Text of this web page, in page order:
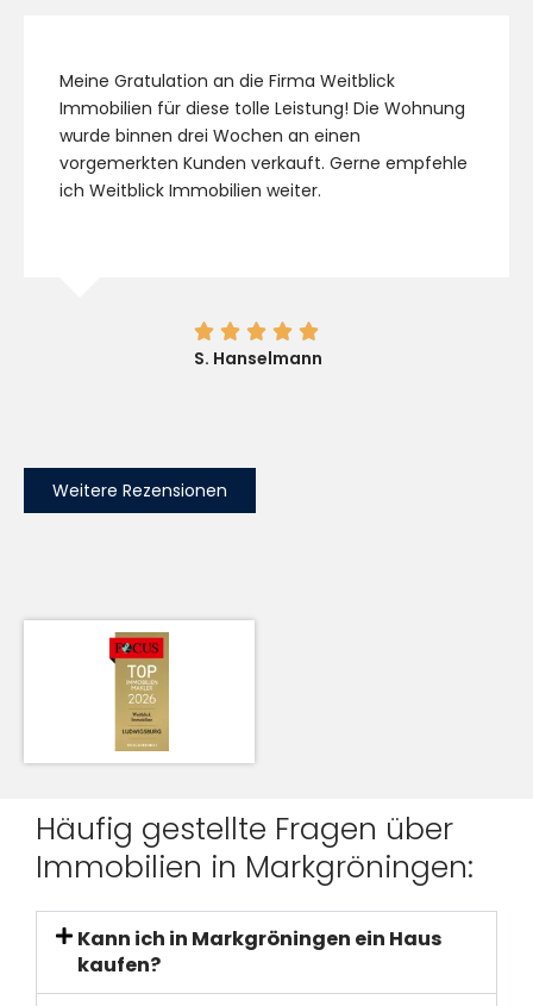
Meine Gratulation an die Firma Weitblick
Immobilien für diese tolle Leistung! Die Wohnung
wurde binnen drei Wochen an einen
vorgemerkten Kunden verkauft. Gerne empfehle
ich Weitblick Immobilien weiter.
    
S. Hanselmann
Weitere Rezensionen
Häufig gestellte Fragen über
Immobilien in Markgröningen:
Kann ich in Markgröningen ein Haus
kaufen?